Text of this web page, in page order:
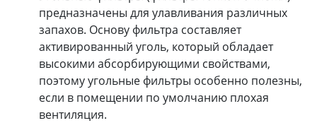
предназначены для улавливания различных
запахов. Основу фильтра составляет
активированный уголь, который обладает
высокими абсорбирующими свойствами,
поэтому угольные фильтры особенно полезны,
если в помещении по умолчанию плохая
вентиляция.